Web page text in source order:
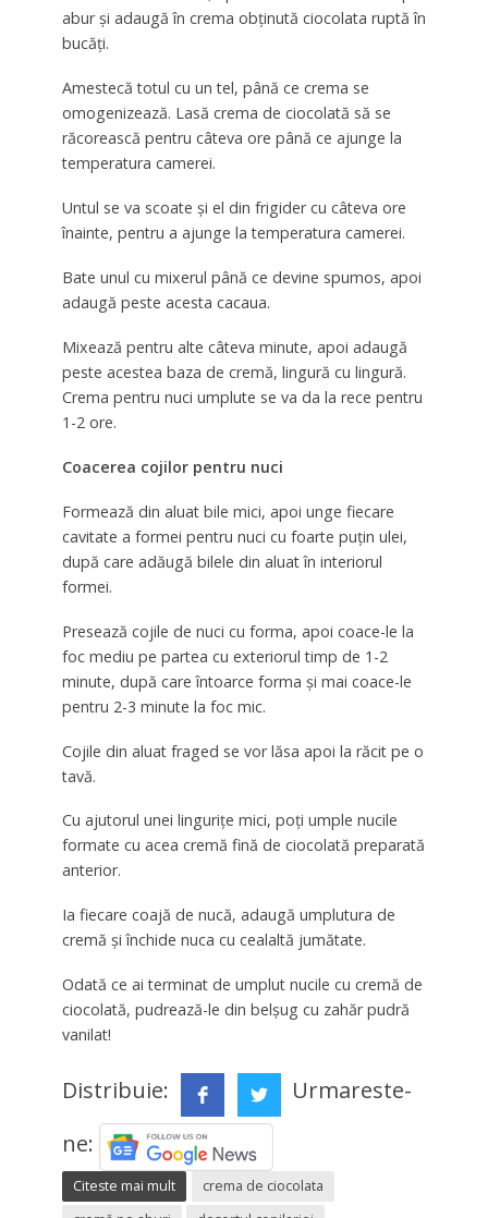
abur și adaugă în crema obținută ciocolata ruptă în
bucăți.
Amestecă totul cu un tel, până ce crema se
omogenizează. Lasă crema de ciocolată să se
răcorească pentru câteva ore până ce ajunge la
temperatura camerei.
Untul se va scoate și el din frigider cu câteva ore
înainte, pentru a ajunge la temperatura camerei.
Bate unul cu mixerul până ce devine spumos, apoi
adaugă peste acesta cacaua.
Mixează pentru alte câteva minute, apoi adaugă
peste acestea baza de cremă, lingură cu lingură.
Crema pentru nuci umplute se va da la rece pentru
1-2 ore.
Coacerea cojilor pentru nuci
Formează din aluat bile mici, apoi unge fiecare
cavitate a formei pentru nuci cu foarte puțin ulei,
după care adăugă bilele din aluat în interiorul
formei.
Presează cojile de nuci cu forma, apoi coace-le la
foc mediu pe partea cu exteriorul timp de 1-2
minute, după care întoarce forma și mai coace-le
pentru 2-3 minute la foc mic.
Cojile din aluat fraged se vor lăsa apoi la răcit pe o
tavă.
Cu ajutorul unei lingurițe mici, poți umple nucile
formate cu acea cremă fină de ciocolată preparată
anterior.
Ia fiecare coajă de nucă, adaugă umplutura de
cremă și închide nuca cu cealaltă jumătate.
Odată ce ai terminat de umplut nucile cu cremă de
ciocolată, pudrează-le din belșug cu zahăr pudră
vanilat!
Distribuie:
Urmareste-
ne:
Citeste mai mult
crema de ciocolata